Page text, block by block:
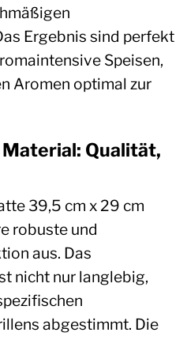
Ergebnis sind perfekt
Speisen,
Aromen optimal zur
Qualität,
39,5 cm x 29 cm
robuste und
aus. Das
nicht nur langlebig,
abgestimmt. Die